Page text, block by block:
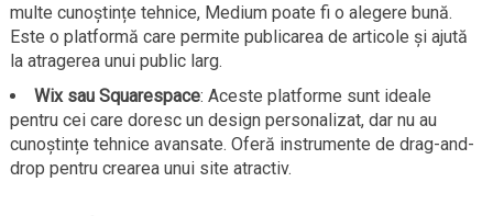
multe cunoștințe tehnice, Medium poate fi o alegere bună.
Este o platformă care permite publicarea de articole și ajută
la atragerea unui public larg.
Wix sau Squarespace: Aceste platforme sunt ideale
pentru cei care doresc un design personalizat, dar nu au
cunoștințe tehnice avansate. Oferă instrumente de drag-and-
drop pentru crearea unui site atractiv.